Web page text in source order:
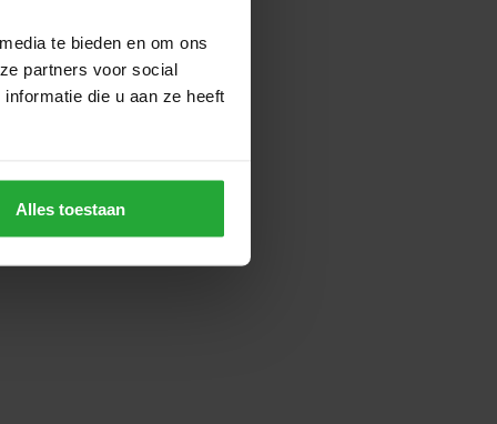
te bieden en om ons
partners voor social
die u aan ze heeft
Alles toestaan